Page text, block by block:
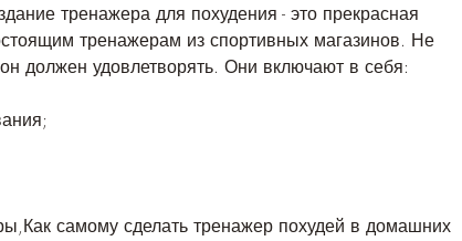
тренажера для похудения - это прекрасная
тренажерам из спортивных магазинов. Не
должен удовлетворять. Они включают в себя:
самому сделать тренажер похудей в домашних